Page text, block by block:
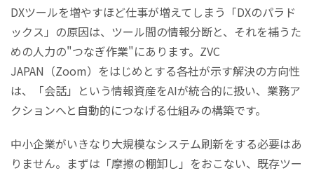
DXツールを増やすほど仕事が増えてしまう「DXのパラド
ックス」の原因は、ツール間の情報分断と、それを補うた
めの人力の"つなぎ作業"にあります。ZVC
JAPAN（Zoom）をはじめとする各社が示す解決の方向性
は、「会話」という情報資産をAIが統合的に扱い、業務ア
クションへと自動的につなげる仕組みの構築です。
中小企業がいきなり大規模なシステム刷新をする必要はあ
りません。まずは「摩擦の棚卸し」をおこない、既存ツー